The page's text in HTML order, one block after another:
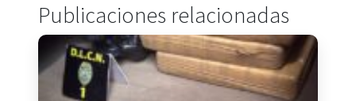
Publicaciones relacionadas